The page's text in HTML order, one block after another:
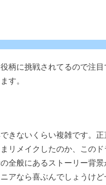
柄に挑戦されてるので注
す。
きないくらい複雑です。正
リメイクしたのか、この
全般にあるストーリー背
アなら喜ぶんでしょうけ